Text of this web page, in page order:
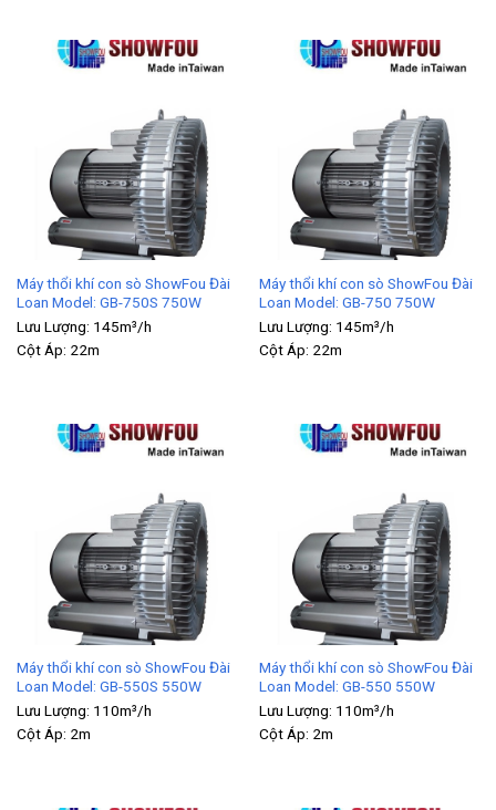
Máy thổi khí con sò ShowFou Đài
Loan Model: GB-750S 750W
Lưu Lượng: 145m³/h
Cột Áp: 22m
Máy thổi khí con sò ShowFou Đài
Loan Model: GB-750 750W
Lưu Lượng: 145m³/h
Cột Áp: 22m
Máy thổi khí con sò ShowFou Đài
Loan Model: GB-550S 550W
Lưu Lượng: 110m³/h
Cột Áp: 2m
Máy thổi khí con sò ShowFou Đài
Loan Model: GB-550 550W
Lưu Lượng: 110m³/h
Cột Áp: 2m